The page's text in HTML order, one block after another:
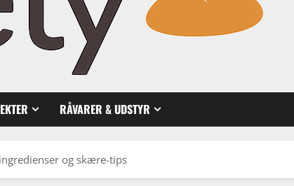
RÅVARER & UDSTYR
og skære-tips